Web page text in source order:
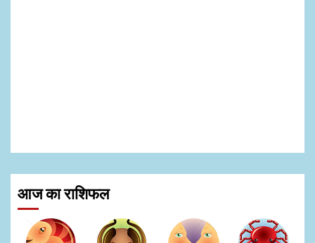
आज का राशिफल